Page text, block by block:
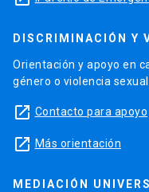
DISCRIMINACIÓN Y
Orientación y apoyo en
género o violencia
launch Contacto para apoyo
launch Más orientación
MEDIACIÓN